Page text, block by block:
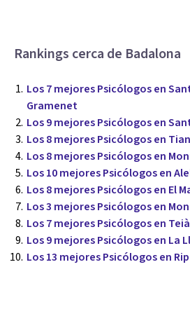
Rankings cerca de Badalona
Los 7 mejores Psicólogos en
Gramenet
Los 9 mejores Psicólogos en
Los 8 mejores Psicólogos en
Los 8 mejores Psicólogos en
Los 10 mejores Psicólogos en
Los 8 mejores Psicólogos en El
Los 3 mejores Psicólogos en
Los 7 mejores Psicólogos en Teià
Los 9 mejores Psicólogos en La
Los 13 mejores Psicólogos en